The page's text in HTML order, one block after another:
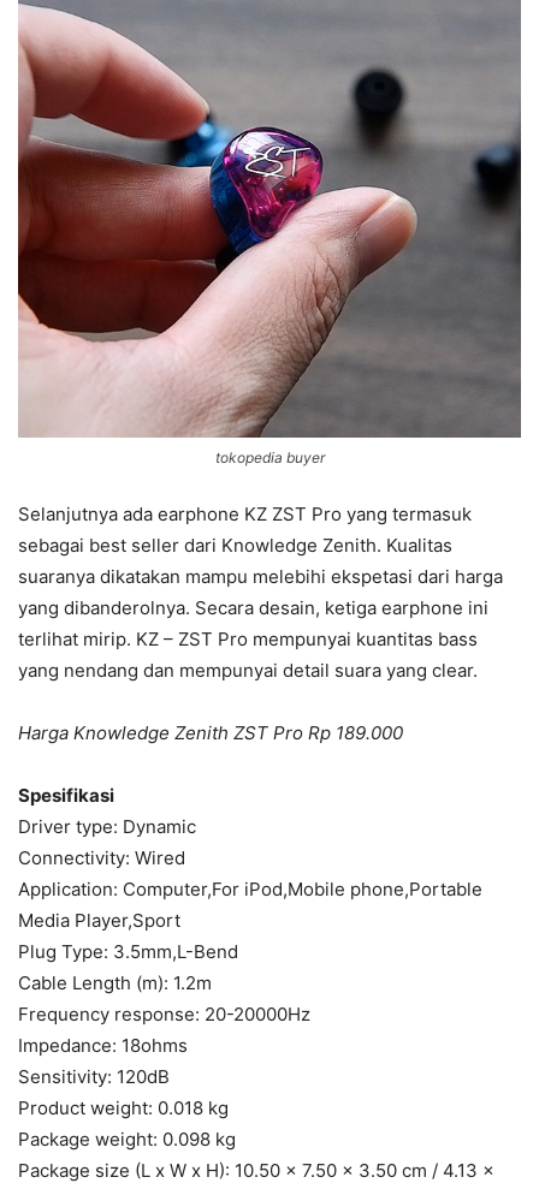
tokopedia buyer
Selanjutnya ada earphone KZ ZST Pro yang termasuk
sebagai best seller dari Knowledge Zenith. Kualitas
suaranya dikatakan mampu melebihi ekspetasi dari harga
yang dibanderolnya. Secara desain, ketiga earphone ini
terlihat mirip. KZ – ZST Pro mempunyai kuantitas bass
yang nendang dan mempunyai detail suara yang clear.
Harga Knowledge Zenith ZST Pro Rp 189.000
Spesifikasi
Driver type: Dynamic
Connectivity: Wired
Application: Computer,For iPod,Mobile phone,Portable
Media Player,Sport
Plug Type: 3.5mm,L-Bend
Cable Length (m): 1.2m
Frequency response: 20-20000Hz
Impedance: 18ohms
Sensitivity: 120dB
Product weight: 0.018 kg
Package weight: 0.098 kg
Package size (L x W x H): 10.50 x 7.50 x 3.50 cm / 4.13 x